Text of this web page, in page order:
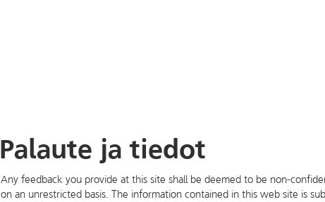
Palaute ja tiedot
Any feedback you provide at this site shall be deemed to be non-
on an unrestricted basis. The information contained in this web site is